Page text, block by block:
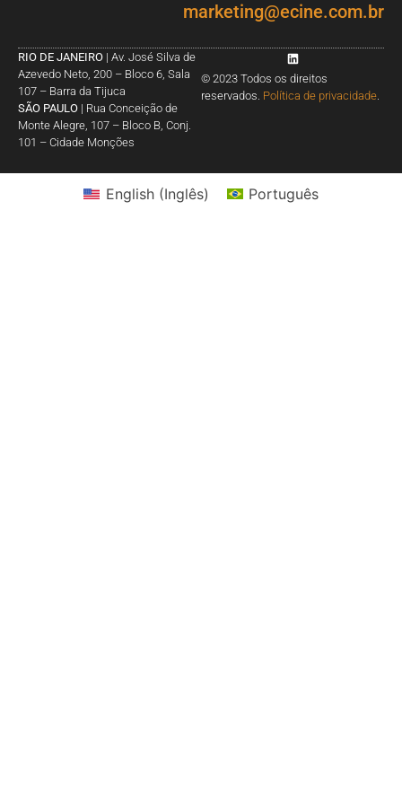
marketing@ecine.com.br
RIO DE JANEIRO | Av. José Silva de
Azevedo Neto, 200 – Bloco 6, Sala
107 – Barra da Tijuca
SÃO PAULO | Rua Conceição de
Monte Alegre, 107 – Bloco B, Conj.
101 – Cidade Monções
© 2023 Todos os direitos
reservados. Política de privacidade.
English(Inglês) Português